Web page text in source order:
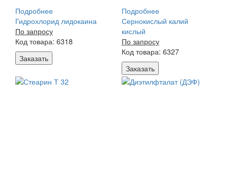
Подробнее
Гидрохлорид лидокаина
По запросу
Код товара: 6318
Заказать
Подробнее
Сернокислый калий
кислый
По запросу
Код товара: 6327
Заказать